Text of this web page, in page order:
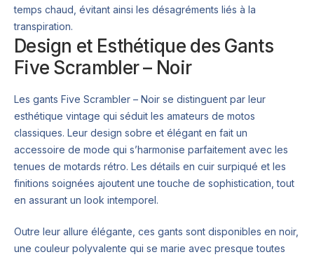
temps chaud, évitant ainsi les désagréments liés à la
transpiration.
Design et Esthétique des Gants
Five Scrambler – Noir
Les gants Five Scrambler – Noir se distinguent par leur
esthétique vintage qui séduit les amateurs de motos
classiques. Leur design sobre et élégant en fait un
accessoire de mode qui s’harmonise parfaitement avec les
tenues de motards rétro. Les détails en cuir surpiqué et les
finitions soignées ajoutent une touche de sophistication, tout
en assurant un look intemporel.
Outre leur allure élégante, ces gants sont disponibles en noir,
une couleur polyvalente qui se marie avec presque toutes